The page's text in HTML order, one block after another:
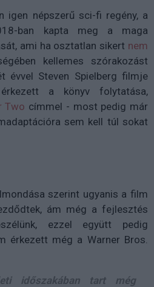
igen népszerű sci-fi regény, a
ban kapta meg a maga
ami ha osztatlan sikert nem
kellemes szórakozást
évvel Steven Spielberg filmje
a könyv folytatása,
Two címmel - most pedig már
sem kell túl sokat
szerint ugyanis a film
ám még a fejlesztés
ezzel együtt pedig
érkezett még a Warner Bros.
időszakában tart még